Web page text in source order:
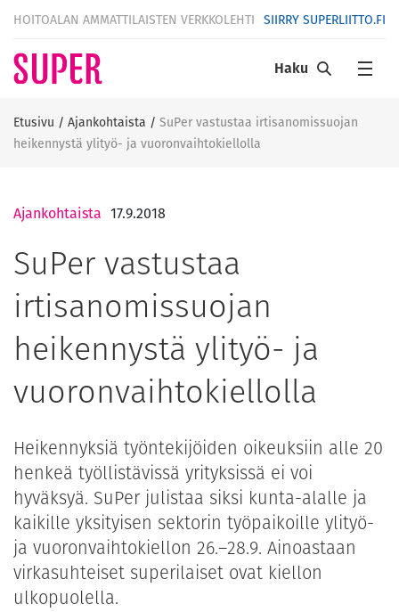
HOITOALAN AMMATTILAISTEN VERKKOLEHTI SIIRRY SUPERLIITTO.FI
Haku
Etusivu / Ajankohtaista / SuPer vastustaa irtisanomissuojan
heikennystä ylityö- ja vuoronvaihtokiellolla
Ajankohtaista 17.9.2018
SuPer vastustaa
irtisanomissuojan
heikennystä ylityö- ja
vuoronvaihtokiellolla
Heikennyksiä työntekijöiden oikeuksiin alle 20
henkeä työllistävissä yrityksissä ei voi
hyväksyä. SuPer julistaa siksi kunta-alalle ja
kaikille yksityisen sektorin työpaikoille ylityö-
ja vuoronvaihtokiellon 26.–28.9. Ainoastaan
virkasuhteiset superilaiset ovat kiellon
ulkopuolella.